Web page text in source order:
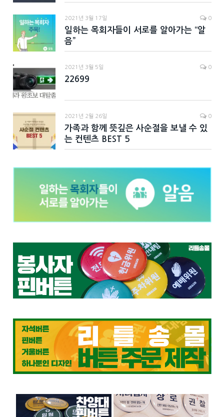
2021년 3월 17일 0
일하는 목회자들이 서로를 알아가는 “알
음”
2021년 3월 5일 0
22699
2021년 2월 26일 0
가족과 함께 뜻깊은 사순절을 보낼 수 있
는 컨텐츠 BEST 5